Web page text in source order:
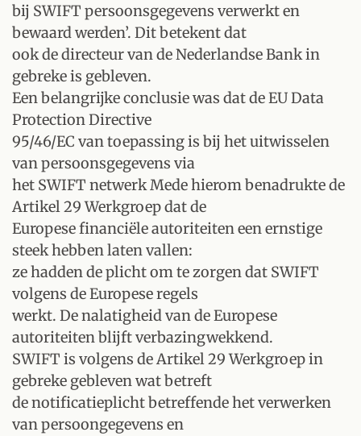
bij SWIFT persoonsgegevens verwerkt en
bewaard werden’. Dit betekent dat
ook de directeur van de Nederlandse Bank in
gebreke is gebleven.
Een belangrijke conclusie was dat de EU Data
Protection Directive
95/46/EC van toepassing is bij het uitwisselen
van persoonsgegevens via
het SWIFT netwerk Mede hierom benadrukte de
Artikel 29 Werkgroep dat de
Europese financiële autoriteiten een ernstige
steek hebben laten vallen:
ze hadden de plicht om te zorgen dat SWIFT
volgens de Europese regels
werkt. De nalatigheid van de Europese
autoriteiten blijft verbazingwekkend.
SWIFT is volgens de Artikel 29 Werkgroep in
gebreke gebleven wat betreft
de notificatieplicht betreffende het verwerken
van persoongegevens en